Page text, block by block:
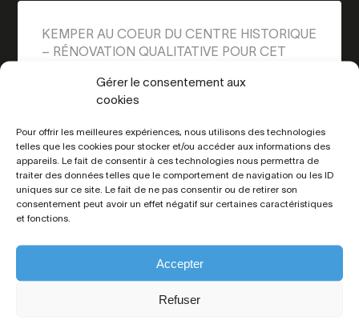
Gérer le consentement aux
cookies
Pour offrir les meilleures expériences, nous utilisons des technologies
telles que les cookies pour stocker et/ou accéder aux informations des
appareils. Le fait de consentir à ces technologies nous permettra de
traiter des données telles que le comportement de navigation ou les ID
uniques sur ce site. Le fait de ne pas consentir ou de retirer son
consentement peut avoir un effet négatif sur certaines caractéristiques
et fonctions.
Accepter
Refuser
KEMPER AU COEUR DU CENTRE HISTORIQUE
– RÉNOVATION QUALITATIVE POUR CET
Quimper Hyper Centre
598 500 €FAI
Vendu par L'agence
Ce bien vous plait ?